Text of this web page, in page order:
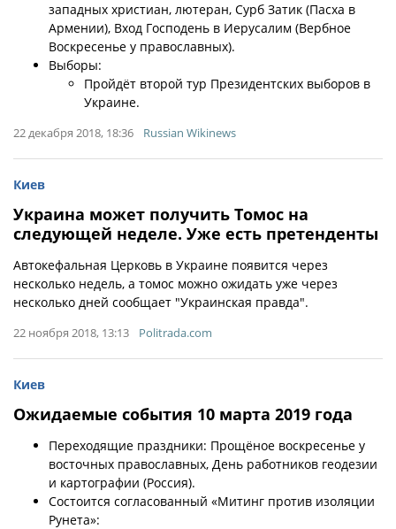
западных христиан, лютеран, Сурб Затик (Пасха в
Армении), Вход Господень в Иерусалим (Вербное
Воскресенье у православных).
Выборы:
Пройдёт второй тур Президентских выборов в
Украине.
22 декабря 2018, 18:36 Russian Wikinews
Киев
Украина может получить Томос на
следующей неделе. Уже есть претенденты
Автокефальная Церковь в Украине появится через
несколько недель, а томос можно ожидать уже через
несколько дней сообщает "Украинская правда".
22 ноября 2018, 13:13 Politrada.com
Киев
Ожидаемые события 10 марта 2019 года
Переходящие праздники: Прощёное воскресенье у
восточных православных, День работников геодезии
и картографии (Россия).
Cостоится согласованный «Митинг против изоляции
Рунета»: